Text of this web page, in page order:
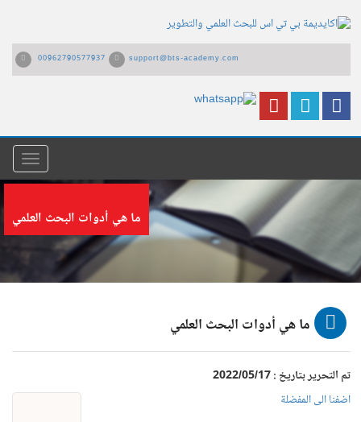
00962790577937 support@bts-academy.com
القائمة
ما هي أدوات البحث العلمي
ما هي أدوات البحث العلمي
تم التحرير بتاريخ : 2022/05/17
اضفنا الى المفضلة